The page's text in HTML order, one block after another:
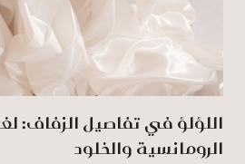
اللؤلؤ في تفاصيل الزفاف:
الرومانسية والخلود